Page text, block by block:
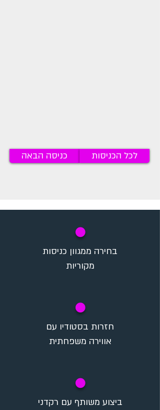
כניסה הבאה לכל הכניסות
✪
בחירה ממגוון כניסות
מקוריות
✪
חזרות בסטודיו עם
אווירה משפחתית
✪
ביצוע משותף עם רקדני